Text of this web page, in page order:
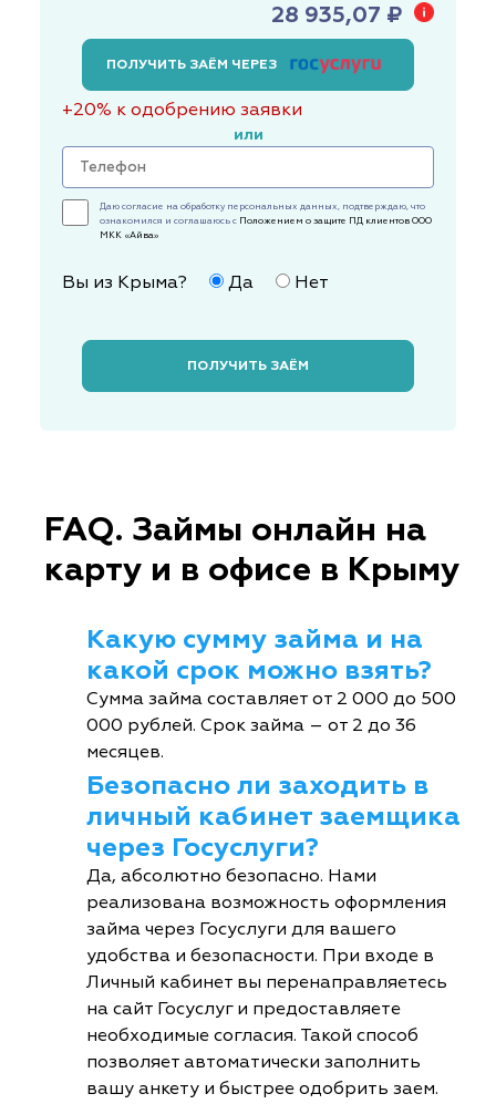
28 935,07 ₽
ПОЛУЧИТЬ ЗАЁМ ЧЕРЕЗ
+20% к одобрению заявки
или
Даю согласие на обработку персональных данных, подтверждаю, что
ознакомился и соглашаюсь с Положением о защите ПД клиентов ООО
МКК «Айва»
Вы из Крыма? Да Нет
ПОЛУЧИТЬ ЗАЁМ
FAQ. Займы онлайн на
карту и в офисе в Крыму
Какую сумму займа и на
какой срок можно взять?
Сумма займа составляет от 2 000 до 500
000 рублей. Срок займа – от 2 до 36
месяцев.
Безопасно ли заходить в
личный кабинет заемщика
через Госуслуги?
Да, абсолютно безопасно. Нами
реализована возможность оформления
займа через Госуслуги для вашего
удобства и безопасности. При входе в
Личный кабинет вы перенаправляетесь
на сайт Госуслуг и предоставляете
необходимые согласия. Такой способ
позволяет автоматически заполнить
вашу анкету и быстрее одобрить заем.